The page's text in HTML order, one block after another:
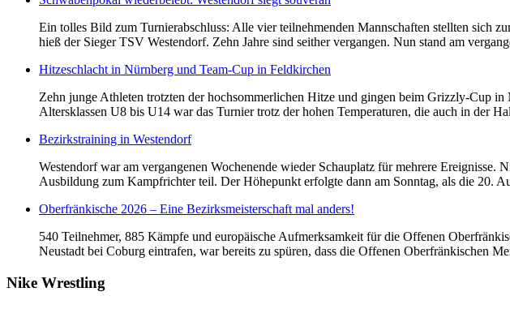
Ein tolles Bild zum Turnierabschluss: Alle vier teilnehmenden Mannschaften stellten sich
hieß der Sieger TSV Westendorf. Zehn Jahre sind seither vergangen. Nun stand am
Hitzeschlacht in Nürnberg und Team-Cup in Feldkirchen
Zehn junge Athleten trotzten der hochsommerlichen Hitze und gingen beim Grizzly-Cup
Altersklassen U8 bis U14 war das Turnier trotz der hohen Temperaturen, die auch in der
Bezirkstraining in Westendorf
Westendorf war am vergangenen Wochenende wieder Schauplatz für mehrere
Ausbildung zum Kampfrichter teil. Der Höhepunkt erfolgte dann am Sonntag, als die 20.
Oberfränkische 2026 – Eine Bezirksmeisterschaft mal anders!
540 Teilnehmer, 885 Kämpfe und europäische Aufmerksamkeit für die Offenen
Neustadt bei Coburg eintrafen, war bereits zu spüren, dass die Offenen Oberfränkischen
Nike Wrestling